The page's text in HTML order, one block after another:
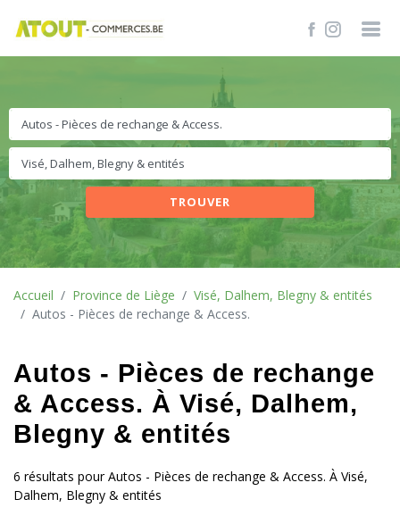
TROUVER
Accueil Province de Liège
Visé, Dalhem, Blegny & entités
Autos - Pièces de rechange & Access.
Autos - Pièces de rechange
& Access. À Visé, Dalhem,
Blegny & entités
6 résultats pour Autos - Pièces de rechange & Access. À Visé,
Dalhem, Blegny & entités